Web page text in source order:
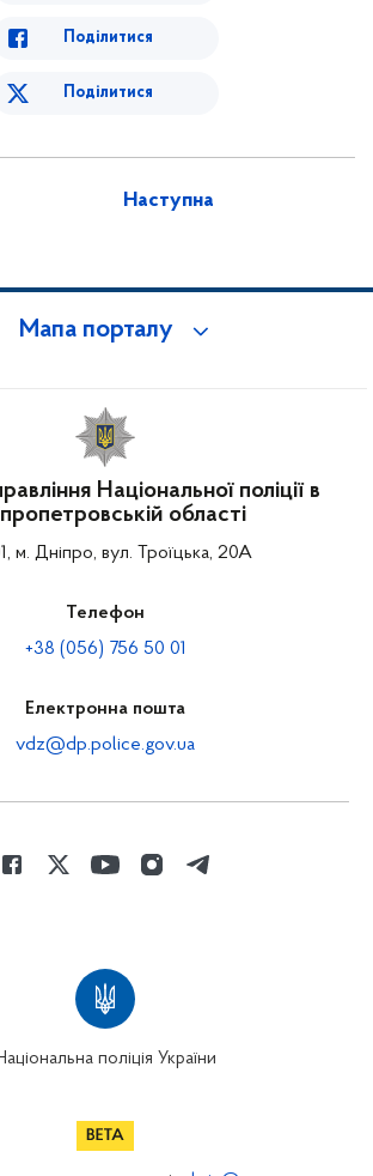
Поділитися
Поділитися
Наступна
Мапа порталу
Національної поліції в
області
м. Дніпро, вул. Троїцька, 20А
Телефон
+38 (056) 756 50 01
Електронна пошта
vdz@dp.police.gov.ua
поліція України